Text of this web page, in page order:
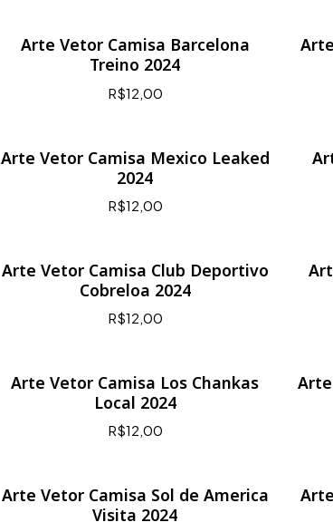
Arte Vetor Camisa Barcelona
Treino 2024
R$12,00
Arte Vetor Camisa Mexico Leaked
2024
R$12,00
Arte Vetor Camisa Club Deportivo
Cobreloa 2024
R$12,00
Arte Vetor Camisa Los Chankas
Local 2024
R$12,00
Arte Vetor Camisa Sol de America
Visita 2024